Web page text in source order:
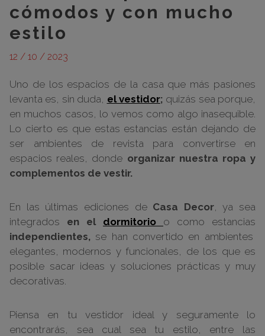
cómodos y con mucho
estilo
12 / 10 / 2023
Uno de los espacios de la casa que más pasiones
levanta es, sin duda, el vestidor; quizás sea porque,
en muchos casos, lo vemos como algo inasequible.
Lo cierto es que estas estancias están dejando de
ser ambientes de revista para convertirse en
espacios reales, donde organizar nuestra ropa y
complementos de vestir.
En las últimas ediciones de Casa Decor, ya sea
integrados en el dormitorio o como estancias
independientes, se han convertido en ambientes
elegantes, modernos y funcionales, de los que es
posible sacar ideas y soluciones prácticas y muy
decorativas.
Piensa en tu vestidor ideal y seguramente lo
encontrarás, sea cual sea tu estilo, entre las